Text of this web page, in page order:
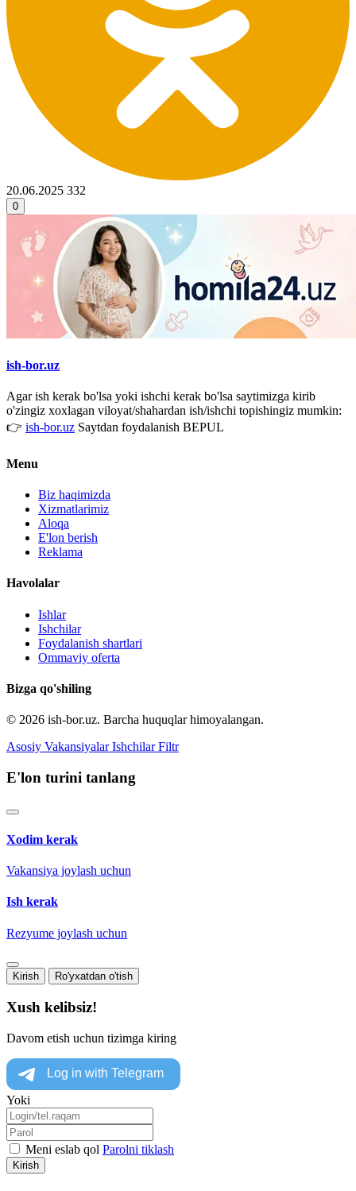
20.06.2025 332
0
ish-bor.uz
Agar ish kerak bo'lsa yoki ishchi kerak bo'lsa saytimizga kirib
o'zingiz xoxlagan viloyat/shahardan ish/ishchi topishingiz mumkin:
👉 ish-bor.uz Saytdan foydalanish BEPUL
Menu
Biz haqimizda
Xizmatlarimiz
Aloqa
E'lon berish
Reklama
Havolalar
Ishlar
Ishchilar
Foydalanish shartlari
Ommaviy oferta
Bizga qo'shiling
© 2026 ish-bor.uz. Barcha huquqlar himoyalangan.
Asosiy Vakansiyalar Ishchilar Filtr
E'lon turini tanlang
Xodim kerak
Vakansiya joylash uchun
Ish kerak
Rezyume joylash uchun
Kirish Ro'yxatdan o'tish
Xush kelibsiz!
Davom etish uchun tizimga kiring
Yoki
Meni eslab qol Parolni tiklash
Kirish